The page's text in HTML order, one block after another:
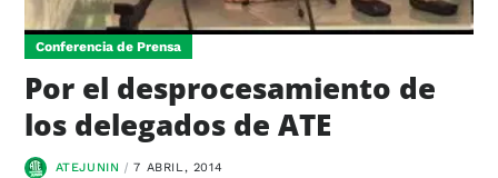
Conferencia de Prensa
Por el desprocesamiento de
los delegados de ATE
ATEJUNIN 7 ABRIL, 2014